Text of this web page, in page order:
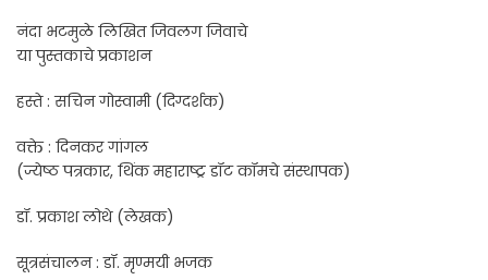
नंदा भटमुळे लिखित जिवलग जिवाचे
या पुस्तकाचे प्रकाशन
हस्ते : सचिन गोस्वामी (दिग्दर्शक)
वक्ते : दिनकर गांगल
(ज्येष्ठ पत्रकार, थिंक महाराष्ट्र डॉट कॉमचे संस्थापक)
डॉ. प्रकाश लोथे (लेखक)
सूत्रसंचालन : डॉ. मृण्मयी भजक